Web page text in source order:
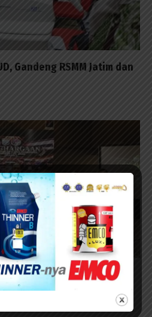
Gandeng RSMM Jatim dan
Tanjung Perak Raih
Kasus